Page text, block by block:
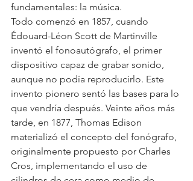
fundamentales: la música.
Todo comenzó en 1857, cuando
Édouard-Léon Scott de Martinville
inventó el fonoautógrafo, el primer
dispositivo capaz de grabar sonido,
aunque no podía reproducirlo. Este
invento pionero sentó las bases para lo
que vendría después. Veinte años más
tarde, en 1877, Thomas Edison
materializó el concepto del fonógrafo,
originalmente propuesto por Charles
Cros, implementando el uso de